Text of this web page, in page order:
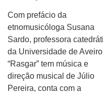
Com prefácio da
etnomusicóloga Susana
Sardo, professora
da Universidade de
“Rasgar” tem música e
direção musical de Júlio
Pereira, conta com a